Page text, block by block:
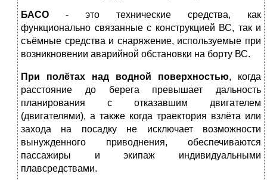
БАСО - это технические средства, как
функционально связанные с конструкцией ВС, так и
съёмные средства и снаряжение, используемые при
возникновении аварийной обстановки на борту ВС.
При полётах над водной поверхностью, когда
расстояние до берега превышает дальность
планирования с отказавшим двигателем
(двигателями), а также когда траектория взлёта или
захода на посадку не исключает возможности
вынужденного приводнения, обеспечиваются
пассажиры и экипаж индивидуальными
плавсредствами.